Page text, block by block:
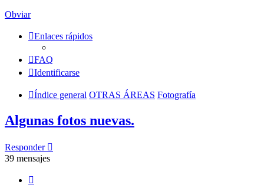
Obviar
Enlaces rápidos
FAQ
Identificarse
Índice general OTRAS ÁREAS Fotografía
Algunas fotos nuevas.
Responder
39 mensajes